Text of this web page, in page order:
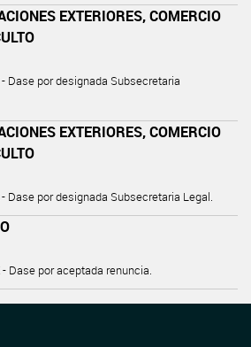
EXTERIORES, COMERCIO
Dase por designada Subsecretaria
EXTERIORES, COMERCIO
Dase por designada Subsecretaria Legal.
Dase por aceptada renuncia.